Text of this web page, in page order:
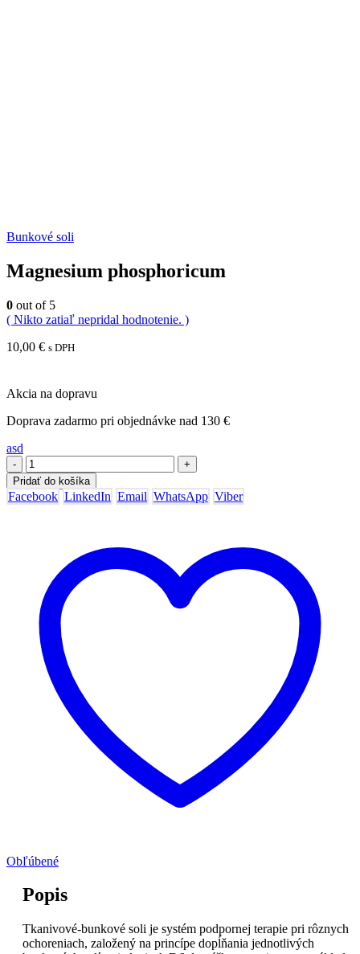
Bunkové soli
Magnesium phosphoricum
0 out of 5
( Nikto zatiaľ nepridal hodnotenie. )
10,00 € s DPH
Akcia na dopravu
Doprava zadarmo pri objednávke nad 130 €
asd
-
+
Pridať do košíka
Facebook LinkedIn Email WhatsApp Viber
Obľúbené
Popis
Tkanivové-bunkové soli je systém podpornej terapie pri rôznych
ochoreniach, založený na princípe dopĺňania jednotlivých